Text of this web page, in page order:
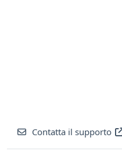
Contatta il supporto